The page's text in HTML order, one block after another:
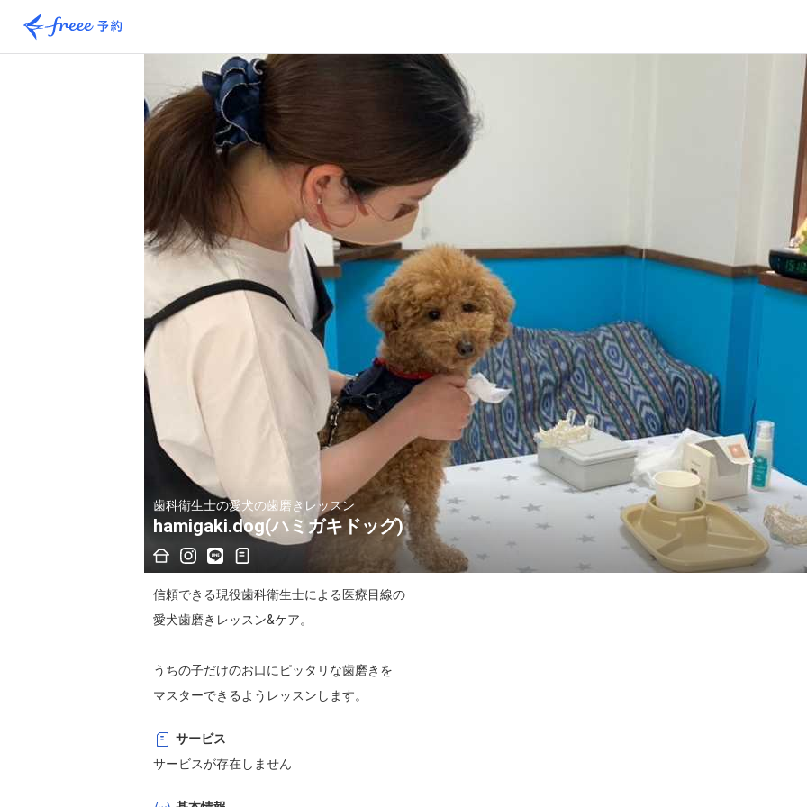
歯科衛生士の愛犬の歯磨きレッスン
hamigaki.dog(ハミガキドッグ)
信頼できる現役歯科衛生士による医療目線の
愛犬歯磨きレッスン&ケア。
うちの子だけのお口にピッタリな歯磨きを
マスターできるようレッスンします。
また歯石になりにくいオリジナルの
トリートメントケアmenuもお試しください。
サービス
サービスが存在しません